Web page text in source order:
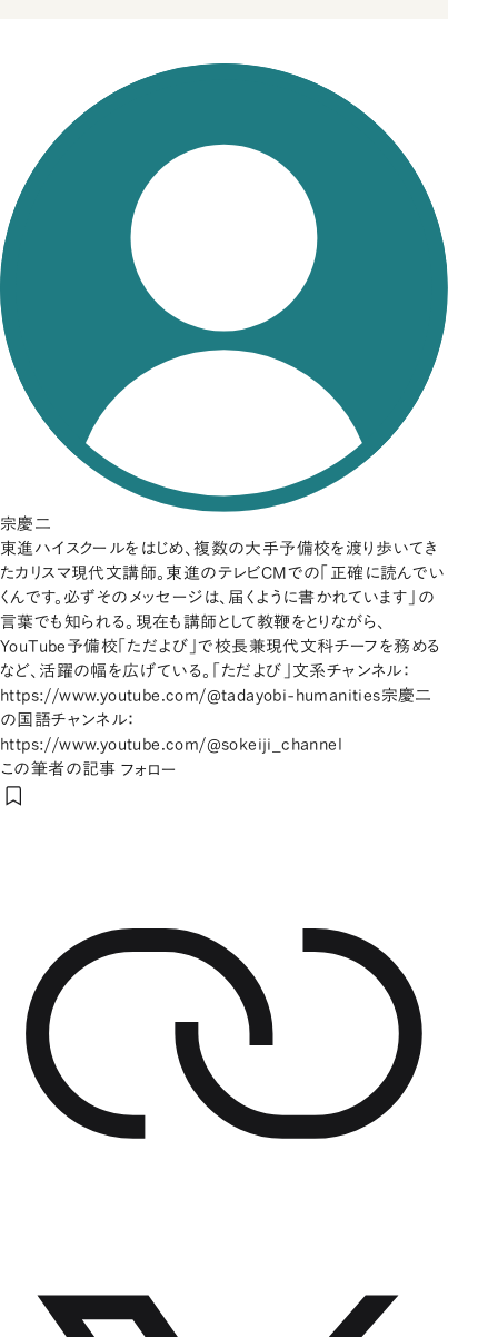
宗慶二
東進ハイスクールをはじめ、複数の大手予備校を渡り歩いてき
たカリスマ現代文講師。東進のテレビCMでの「正確に読んでい
くんです。必ずそのメッセージは、届くように書かれています」の
言葉でも知られる。現在も講師として教鞭をとりながら、
YouTube予備校「ただよび」で校長兼現代文科チーフを務める
など、活躍の幅を広げている。「ただよび」文系チャンネル：
https://www.youtube.com/@tadayobi-humanities宗慶二
の国語チャンネル：
https://www.youtube.com/@sokeiji_channel
この筆者の記事 フォロー